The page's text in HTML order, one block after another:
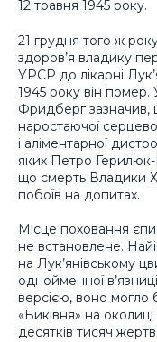
12 травня 1945 року.
21 грудня того ж
здоров’я владику
УРСР до лікарні
1945 року він помер.
Фридберг зазначив,
наростаючої
і аліментарної
яких Петро
що смерть Владики
побоїв на допитах.
Місце поховання
не встановлене.
на Лук’янівському
однойменної
версією, воно могло
«Биківня» на
десятків тисяч